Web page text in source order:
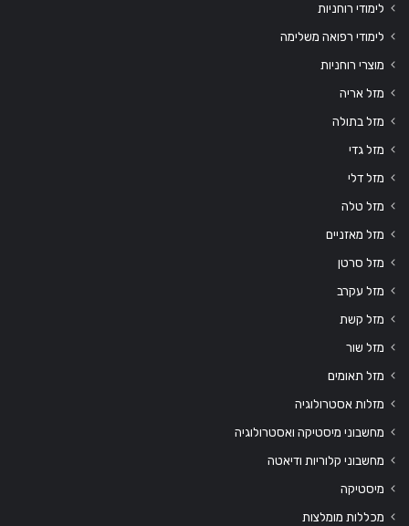
לימודי רוחניות
לימודי רפואה משלימה
מוצרי רוחניות
מזל אריה
מזל בתולה
מזל גדי
מזל דלי
מזל טלה
מזל מאזניים
מזל סרטן
מזל עקרב
מזל קשת
מזל שור
מזל תאומים
מזלות אסטרולוגיה
מחשבוני מיסטיקה ואסטרולוגיה
מחשבוני קלוריות ודיאטה
מיסטיקה
מכללות מומלצות